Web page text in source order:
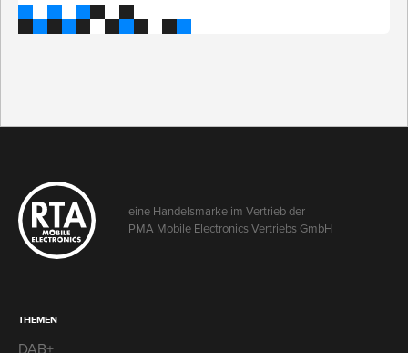
eine Handelsmarke im Vertrieb der
PMA Mobile Electronics Vertriebs GmbH
THEMEN
DAB+